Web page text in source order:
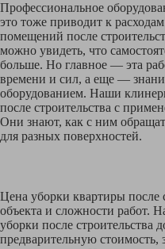
Профессиональное
это тоже приводит к
помещений после
можно увидеть, что
больше. Но главное — эта
времени и сил, а еще —
оборудованием. Наши
после строительства с
Они знают, как с ним
для разных поверхностей.
Цена уборки квартиры после
объекта и сложности работ.
уборки после строительства
предварительную стоимость,